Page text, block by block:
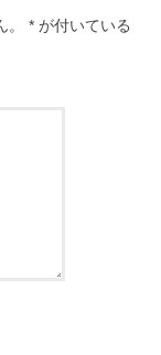
* が付いている